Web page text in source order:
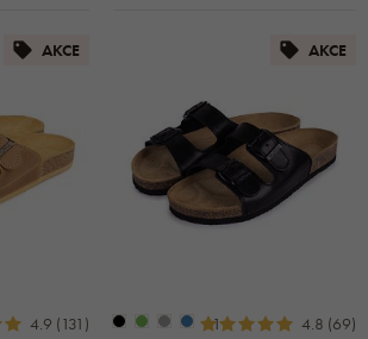
AKCE
4.9 (131)
AKCE
+1 4.8 (69)